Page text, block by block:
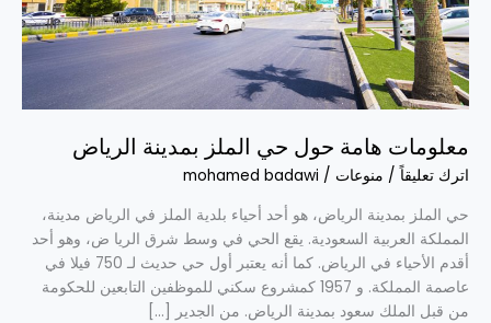
معلومات هامة حول حي الملز بمدينة الرياض
اترك تعليقاً / منوعات /
mohamed badawi
حي الملز بمدينة الرياض، هو أحد أحياء بلدية الملز في الرياض مدينة،
المملكة العربية السعودية. يقع الحي في وسط شرق الريا ض، وهو أحد
أقدم الأحياء في الرياض. كما أنه يعتبر أول حي حديث لـ 750 فيلا في
عاصمة المملكة. و 1957 كمشروع سكني للموظفين التابعين للحكومة
من قبل الملك سعود بمدينة الرياض. من الجدير […]
الرياض